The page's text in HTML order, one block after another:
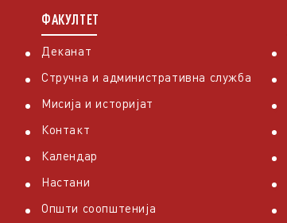
ФАКУЛТЕТ
Деканат
Стручна и административна служба
Мисија и историјат
Контакт
Календар
Настани
Општи соопштенија